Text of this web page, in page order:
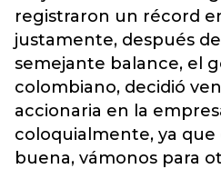
registraron un récord
justamente, después
semejante balance, el
colombiano, decidió
accionaria en la
coloquialmente, ya que
buena, vámonos para